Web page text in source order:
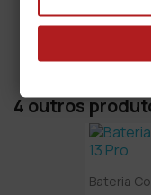
4 outros
Bateria